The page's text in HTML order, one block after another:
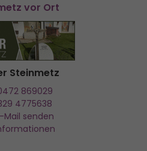
vor Ort
Steinmetz
869029
4775638
Mail senden